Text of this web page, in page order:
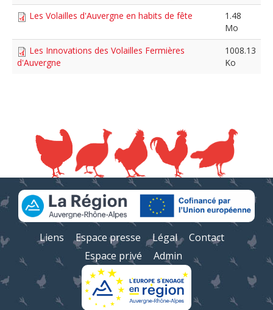
Les Volailles d'Auvergne en habits de fête
1.48
Mo
Les Innovations des Volailles Fermières
d'Auvergne
1008.13
Ko
Liens Espace presse Légal
Contact
Espace privé
Admin